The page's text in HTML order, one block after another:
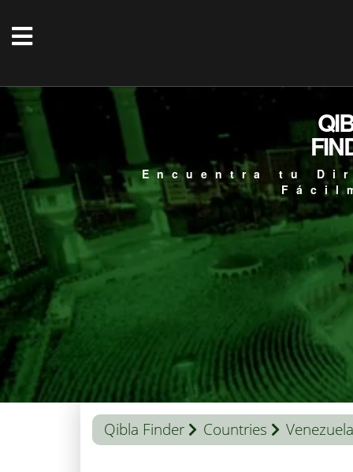
Encuentra tu
Qibla Finder Countries Venezuela